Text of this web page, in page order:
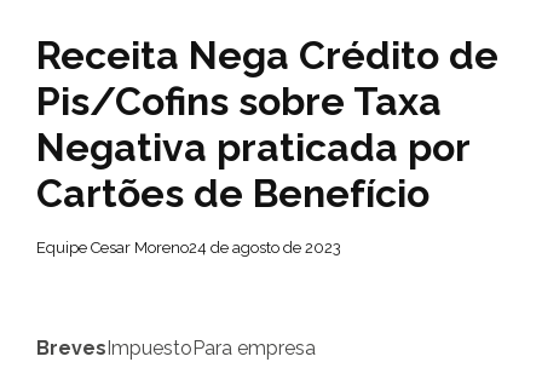
Receita Nega Crédito de
Pis/Cofins sobre Taxa
Negativa praticada por
Cartões de Benefício
Equipe Cesar Moreno24 de agosto de 2023
BrevesImpuestoPara empresa